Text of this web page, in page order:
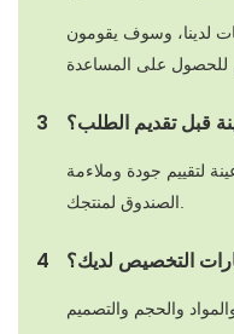
لدينا، وسوف يقومون
3 قبل تقديم الطلب؟
لتقييم جودة وملاءمة
4 التخصيص لديك؟